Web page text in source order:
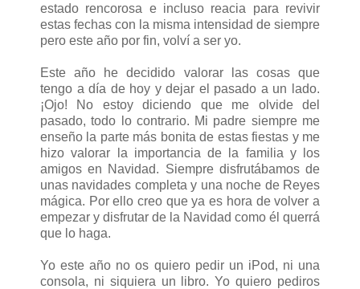
estado rencorosa e incluso reacia para revivir
estas fechas con la misma intensidad de siempre
pero este año por fin, volví a ser yo.
Este año he decidido valorar las cosas que
tengo a día de hoy y dejar el pasado a un lado.
¡Ojo! No estoy diciendo que me olvide del
pasado, todo lo contrario. Mi padre siempre me
enseño la parte más bonita de estas fiestas y me
hizo valorar la importancia de la familia y los
amigos en Navidad. Siempre disfrutábamos de
unas navidades completa y una noche de Reyes
mágica. Por ello creo que ya es hora de volver a
empezar y disfrutar de la Navidad como él querrá
que lo haga.
Yo este año no os quiero pedir un iPod, ni una
consola, ni siquiera un libro. Yo quiero pediros